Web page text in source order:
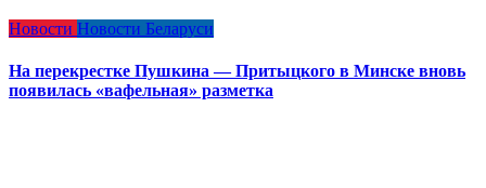
Новости Новости Беларуси
На перекрестке Пушкина — Притыцкого в Минске вновь
появилась «вафельная» разметка